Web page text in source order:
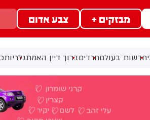
מבזקים + צבע אדום
חדשות בעולםחרדיםברוך דיין האמתגלריות